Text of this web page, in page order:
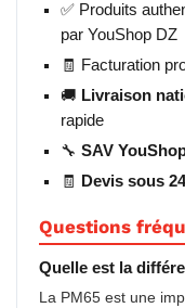
✅ Produits
par YouShop DZ
🧾 Facturation
🚚 Livraison
rapide
🔧 SAV
🧾
Devis sous
Questions
Quelle est la
La PM65 est une